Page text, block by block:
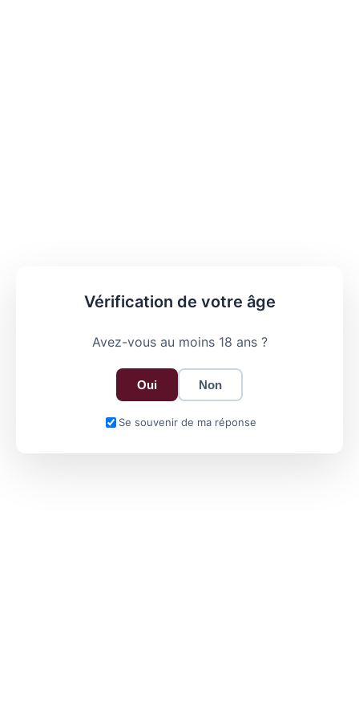
Vérification de votre âge
Avez-vous au moins 18 ans ?
Oui Non
Se souvenir de ma réponse